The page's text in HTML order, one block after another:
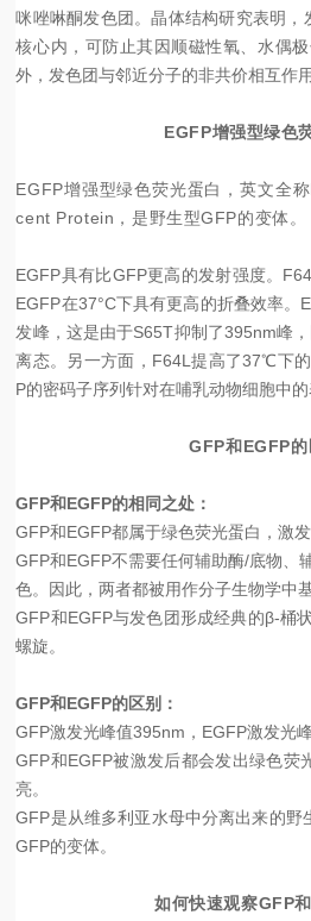
咪唑啉酮发色团。晶体结构研究表明
核心内，可防止其因顺磁性氧、水偶
外，发色团与邻近分子的非共价相互作
EGFP增强型绿色
EGFP增强型绿色荧光蛋白，英文全
cent Protein，是野生型GFP的变体。
EGFP具有比GFP更高的发射强度。
EGFP在37°C下具有更高的折叠效率。
发峰，这是由于S65T抑制了395nm峰
离态。另一方面，F64L提高了37℃下
P的密码子序列针对在哺乳动物细胞中的
GFP和EGFP的
GFP和EGFP的相同之处：
GFP和EGFP都属于绿色荧光蛋白，激
GFP和EGFP不需要任何辅助酶/底物、
色。因此，两者都被用作分子生物学中
GFP和EGFP与发色团形成经典的β-桶
螺旋。
GFP和EGFP的区别：
GFP激发光峰值395nm，EGFP激发光
GFP和EGFP被激发后都会发出绿色荧
亮。
GFP是从维多利亚水母中分离出来的野
GFP的变体。
如何快速观察GFP